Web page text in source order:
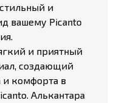
и
вашему Picanto
и приятный
создающий
и комфорта в
Алькантара